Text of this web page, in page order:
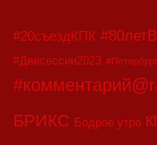
#20съездКПК
#Двесессии2023
БРИКС Бодрое утро